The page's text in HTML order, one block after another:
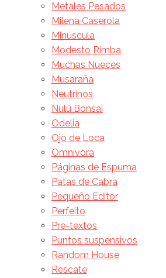
Metales Pesados
Milena Caserola
Minúscula
Modesto Rimba
Muchas Nueces
Musaraña
Neutrinos
Nulú Bonsai
Odelia
Ojo de Loca
Omnívora
Páginas de Espuma
Patas de Cabra
Pequeño Editor
Perfeito
Pre-textos
Puntos suspensivos
Random House
Rescate